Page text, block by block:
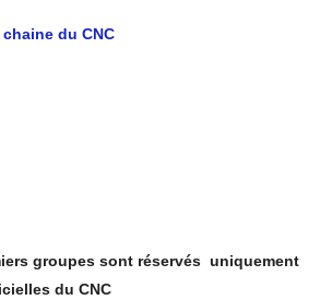
du CNC
groupes sont réservés uniquement
du CNC